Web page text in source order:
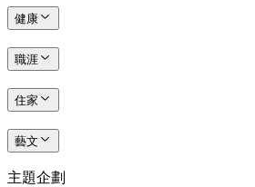
健康
職涯
住家
藝文
主題企劃